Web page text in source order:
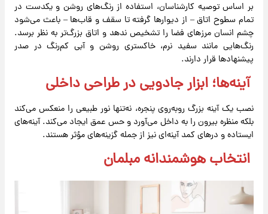
بر اساس توصیه کارشناسان، استفاده از رنگ‌های روشن و یکدست در
تمام سطوح اتاق – از دیوارها گرفته تا سقف و قاب‌ها – باعث می‌شود
چشم انسان مرزهای فضا را تشخیص ندهد و اتاق بزرگ‌تر به نظر برسد.
رنگ‌هایی مانند سفید نرم، خاکستری روشن و آبی کم‌رنگ در صدر
پیشنهادها قرار دارند.
آینه‌ها؛ ابزار جادویی در طراحی داخلی
نصب یک آینه بزرگ روبه‌روی پنجره، نه‌تنها نور طبیعی را منعکس می‌کند
بلکه منظره بیرون را به داخل می‌آورد و حس عمق ایجاد می‌کند. آینه‌های
ایستاده و درهای کمد آینه‌ای نیز از جمله گزینه‌های مؤثر هستند.
انتخاب هوشمندانه مبلمان